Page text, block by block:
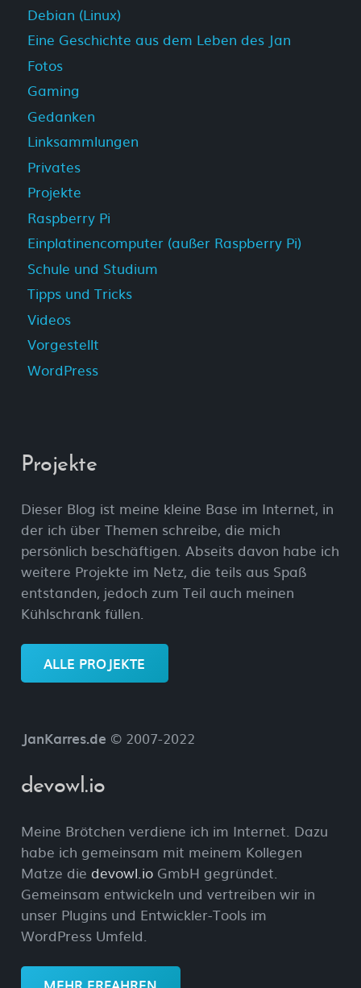
Debian (Linux)
Eine Geschichte aus dem Leben des Jan
Fotos
Gaming
Gedanken
Linksammlungen
Privates
Projekte
Raspberry Pi
Einplatinencomputer (außer Raspberry Pi)
Schule und Studium
Tipps und Tricks
Videos
Vorgestellt
WordPress
Projekte
Dieser Blog ist meine kleine Base im Internet, in
der ich über Themen schreibe, die mich
persönlich beschäftigen. Abseits davon habe ich
weitere Projekte im Netz, die teils aus Spaß
entstanden, jedoch zum Teil auch meinen
Kühlschrank füllen.
ALLE PROJEKTE
JanKarres.de © 2007-2022
devowl.io
Meine Brötchen verdiene ich im Internet. Dazu
habe ich gemeinsam mit meinem Kollegen
Matze die devowl.ioGmbH gegründet.
Gemeinsam entwickeln und vertreiben wir in
unser Plugins und Entwickler-Tools im
WordPress Umfeld.